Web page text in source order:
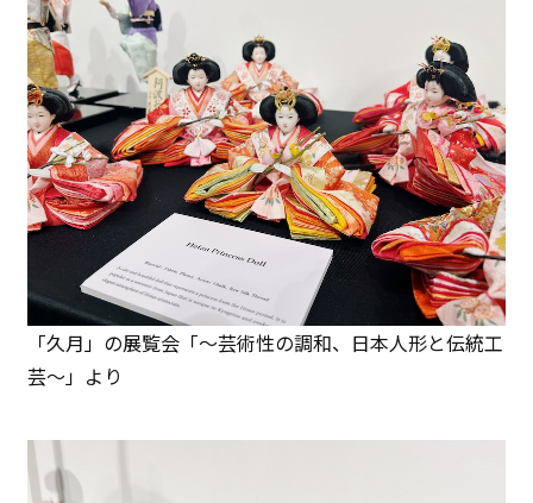
「久月」の展覧会「～芸術性の調和、日本人形と伝統工
芸～」より